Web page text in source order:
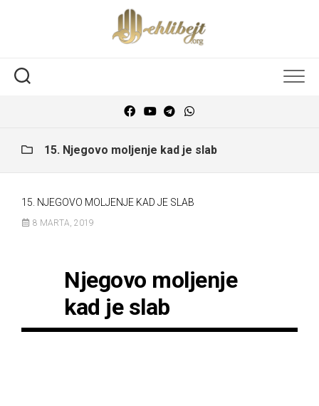
15. Njegovo moljenje kad je slab
15. NJEGOVO MOLJENJE KAD JE SLAB
8 MARTA, 2019
Njegovo moljenje
kad je slab